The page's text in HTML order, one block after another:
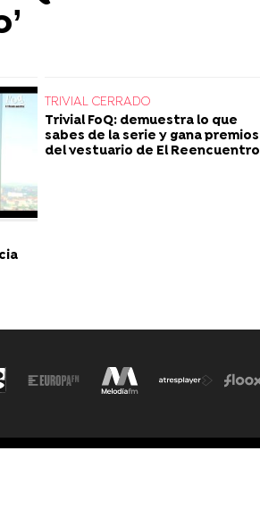
TRIVIAL CERRADO
Trivial FoQ: demuestra lo que
sabes de la serie y gana premios
del vestuario de El Reencuentro